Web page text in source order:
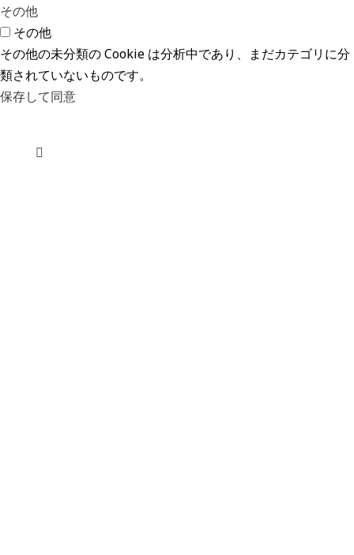
その他
その他
その他の未分類の Cookie は分析中であり、まだカテゴリに分
類されていないものです。
保存して同意